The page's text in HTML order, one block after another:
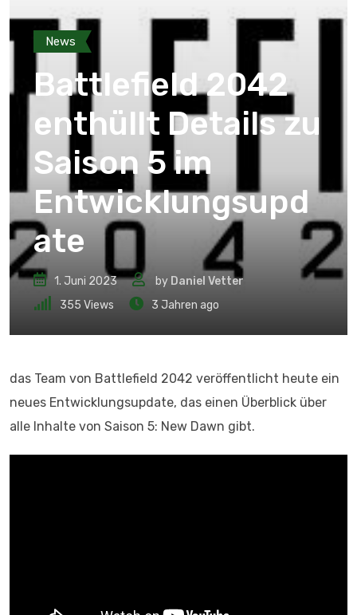
News
Battlefield 2042
enthüllt Details zu
Saison 5 im
Entwicklungsupd
ate
1. Juni 2023 by Daniel Vetter
355 Views 3 Jahren ago
das Team von Battlefield 2042 veröffentlicht heute ein
neues Entwicklungsupdate, das einen Überblick über
alle Inhalte von Saison 5: New Dawn gibt.